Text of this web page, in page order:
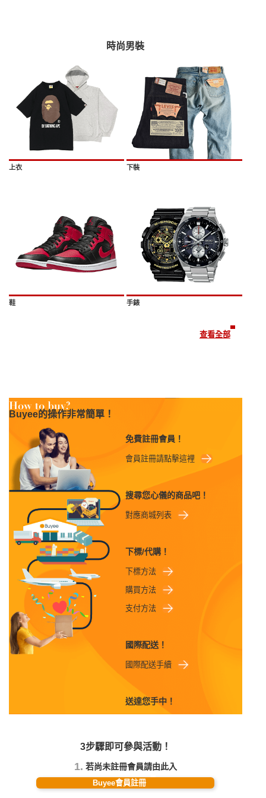
時尚男裝
上衣 下裝
鞋 手錶
查看全部
Buyee的操作非常簡單！
免費註冊會員！
會員註冊請點擊這裡
搜尋您心儀的商品吧！
對應商城列表
下標/代購！
下標方法
購買方法
支付方法
國際配送！
國際配送手續
送達您手中！
3步驟即可參與活動！
1. 若尚未註冊會員請由此入
Buyee會員註冊